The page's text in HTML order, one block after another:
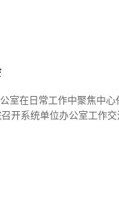
室在日常工作中聚焦中
开系统单位办公室工作